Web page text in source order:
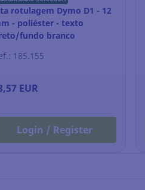
rotulagem Dymo D1 - 12
- poliéster - texto
fundo branco
185.155
EUR
Login / Register